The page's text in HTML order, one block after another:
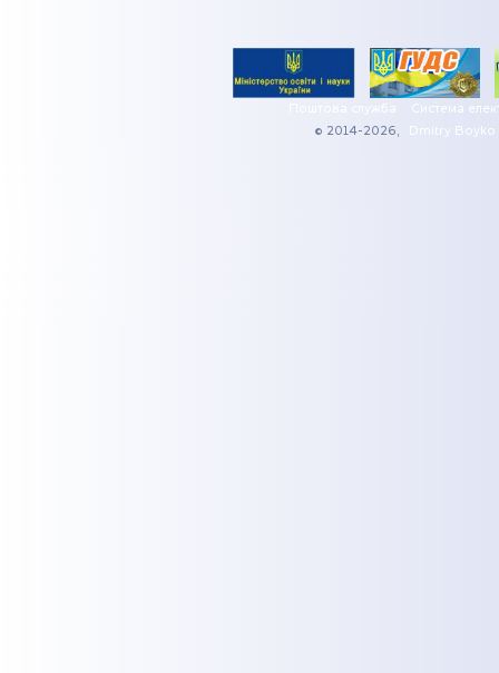
Поштова служба
Система
© 2014-2026,
Dmitry Boyko